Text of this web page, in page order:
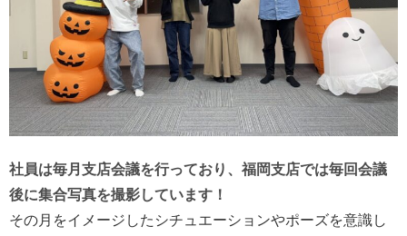
社員は毎月支店会議を行っており、福岡支店では毎回会議
後に集合写真を撮影しています！
その月をイメージしたシチュエーションやポーズを意識し